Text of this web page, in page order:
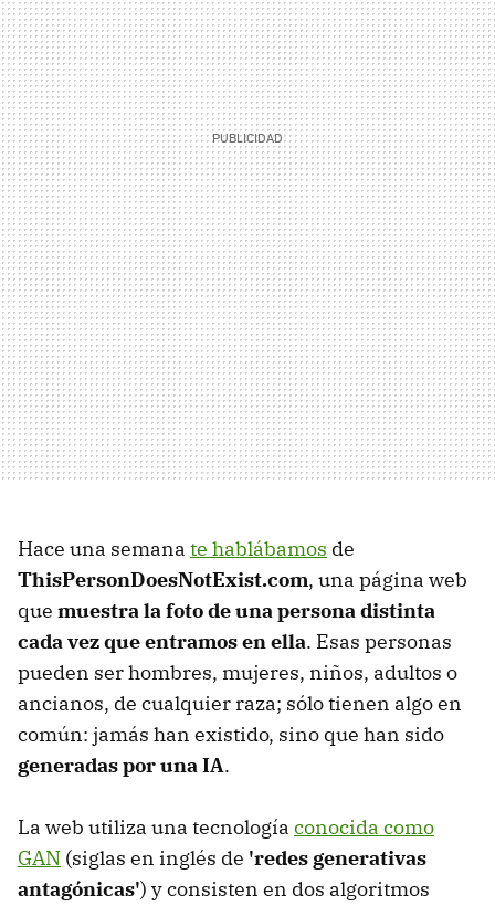
Hace una semana te hablábamos de
ThisPersonDoesNotExist.com, una página web
que muestra la foto de una persona distinta
cada vez que entramos en ella. Esas personas
pueden ser hombres, mujeres, niños, adultos o
ancianos, de cualquier raza; sólo tienen algo en
común: jamás han existido, sino que han sido
generadas por una IA.
La web utiliza una tecnología conocida como
GAN (siglas en inglés de 'redes generativas
antagónicas') y consisten en dos algoritmos